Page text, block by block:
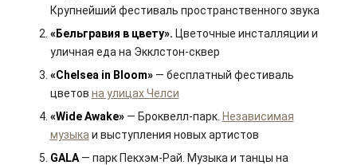
Крупнейший фестиваль пространственного звука
«Бельгравия в цвету». Цветочные инсталляции и
уличная еда на Экклстон-сквер
«Chelsea in Bloom»— бесплатный фестиваль
цветов на улицах Челси
«Wide Awake»— Броквелл-парк. Независимая
музыка и выступления новых артистов
GALA— парк Пекхэм-Рай. Музыка и танцы на